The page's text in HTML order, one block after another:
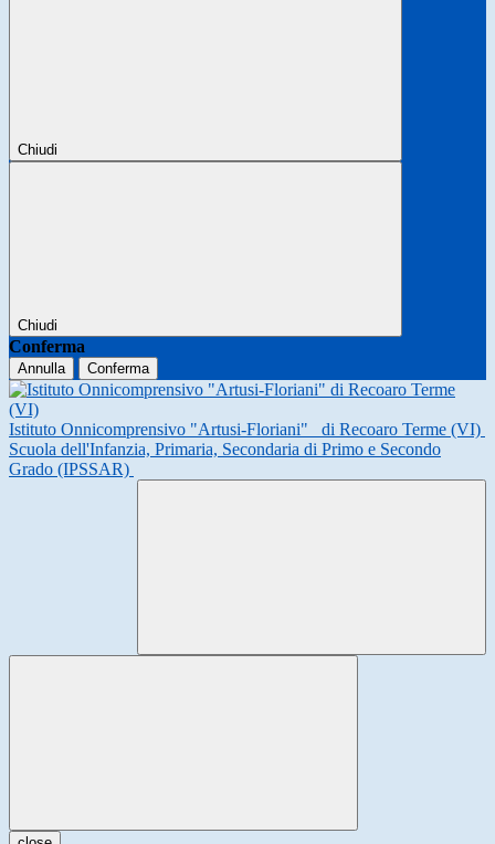
Chiudi
Chiudi
Conferma
Annulla Conferma
Istituto Onnicomprensivo "Artusi-Floriani"
di Recoaro Terme (VI)
Scuola dell'Infanzia, Primaria, Secondaria di Primo e Secondo
Grado (IPSSAR)